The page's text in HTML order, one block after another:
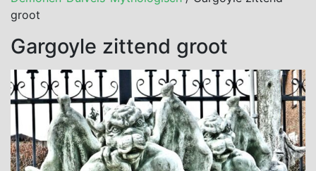
groot
Gargoyle zittend groot